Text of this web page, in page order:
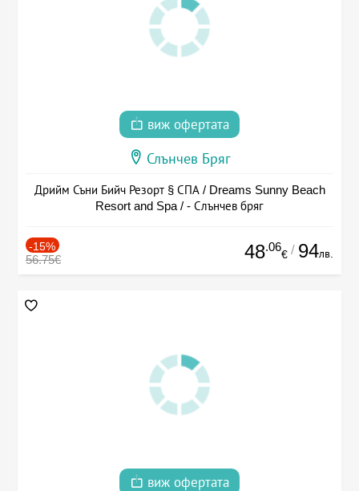
виж офертата
Слънчев Бряг
Дрийм Съни Бийч Резорт § СПА / Dreams Sunny Beach
Resort and Spa / - Слънчев бряг
-15%
56.75€ 48.06
€ / 94лв.
виж офертата